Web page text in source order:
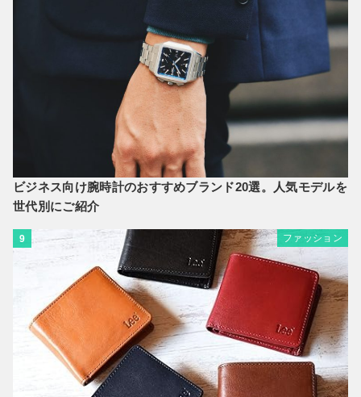
ビジネス向け腕時計のおすすめブランド20選。人気モデルを
世代別にご紹介
9 ファッション